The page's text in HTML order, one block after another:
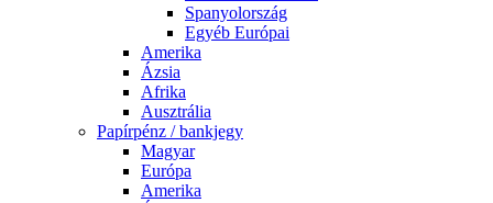
Spanyolország
Egyéb Európai
Amerika
Ázsia
Afrika
Ausztrália
Papírpénz / bankjegy
Magyar
Európa
Amerika